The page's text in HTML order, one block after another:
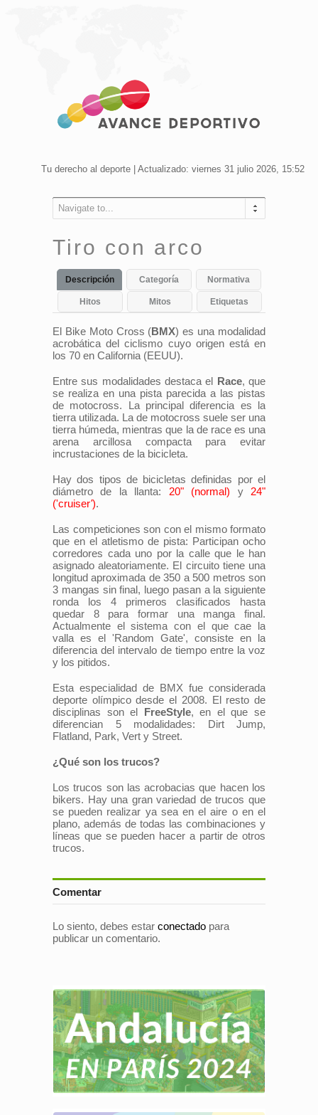
Tu derecho al deporte | Actualizado: viernes 31 julio 2026, 15:52
Navigate to...
Tiro con arco
Descripción Categoría Normativa
Hitos Mitos Etiquetas
El Bike Moto Cross (BMX) es una modalidad
acrobática del ciclismo cuyo origen está en
los 70 en California (EEUU).
Entre sus modalidades destaca el Race, que
se realiza en una pista parecida a las pistas
de motocross. La principal diferencia es la
tierra utilizada. La de motocross suele ser una
tierra húmeda, mientras que la de race es una
arena arcillosa compacta para evitar
incrustaciones de la bicicleta.
Hay dos tipos de bicicletas definidas por el
diámetro de la llanta: 20" (normal) y 24"
('cruiser').
Las competiciones son con el mismo formato
que en el atletismo de pista: Participan ocho
corredores cada uno por la calle que le han
asignado aleatoriamente. El circuito tiene una
longitud aproximada de 350 a 500 metros son
3 mangas sin final, luego pasan a la siguiente
ronda los 4 primeros clasificados hasta
quedar 8 para formar una manga final.
Actualmente el sistema con el que cae la
valla es el 'Random Gate', consiste en la
diferencia del intervalo de tiempo entre la voz
y los pitidos.
Esta especialidad de BMX fue considerada
deporte olímpico desde el 2008. El resto de
disciplinas son el FreeStyle, en el que se
diferencian 5 modalidades: Dirt Jump,
Flatland, Park, Vert y Street.
¿Qué son los trucos?
Los trucos son las acrobacias que hacen los
bikers. Hay una gran variedad de trucos que
se pueden realizar ya sea en el aire o en el
plano, además de todas las combinaciones y
líneas que se pueden hacer a partir de otros
trucos.
Comentar
Lo siento, debes estar conectado para
publicar un comentario.